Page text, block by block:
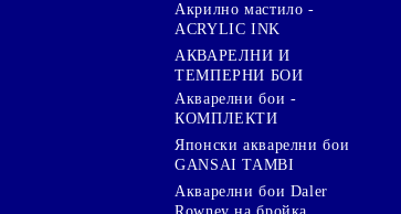
Акрилно мастило -
ACRYLIC INK
АКВАРЕЛНИ И
ТЕМПЕРНИ БОИ
Акварелни бои -
КОМПЛЕКТИ
Японски акварелни бои
GANSAI TAMBI
Акварелни бои Daler